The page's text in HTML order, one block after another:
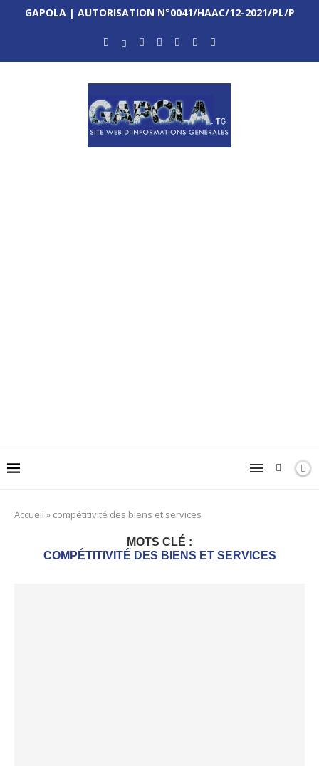
GAPOLA | AUTORISATION N°0041/HAAC/12-2021/PL/P
Accueil » compétitivité des biens et services
MOTS CLÉ :
COMPÉTITIVITÉ DES BIENS ET SERVICES